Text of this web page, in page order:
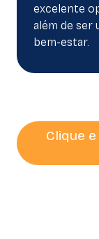
excelente
além de ser
bem-estar.
Clique